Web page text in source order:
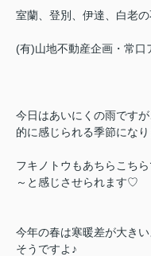
室蘭、登別、伊達、白老
(有)山地不動産企画・常口
今日はあいにくの雨です
的に感じられる季節になり
フキノトウもあちらこち
～と感じさせられます♡
今年の春は寒暖差が大き
そうですよ♪